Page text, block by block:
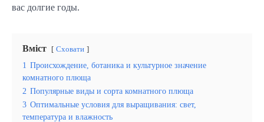
вас долгие годы.
Вміст Сховати
1 Происхождение, ботаника и культурное значение
комнатного плюща
2 Популярные виды и сорта комнатного плюща
3 Оптимальные условия для выращивания: свет,
температура и влажность